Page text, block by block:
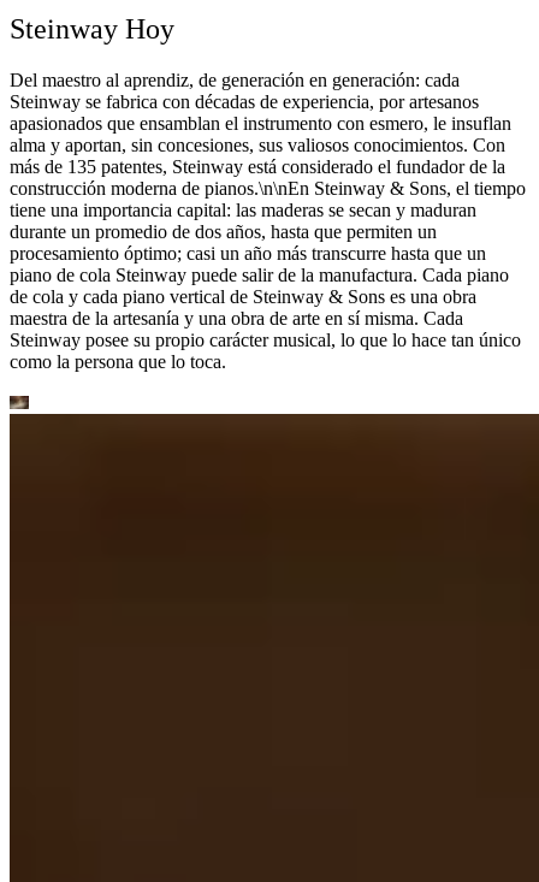
Steinway Hoy
Del maestro al aprendiz, de generación en generación: cada
Steinway se fabrica con décadas de experiencia, por artesanos
apasionados que ensamblan el instrumento con esmero, le insuflan
alma y aportan, sin concesiones, sus valiosos conocimientos. Con
más de 135 patentes, Steinway está considerado el fundador de la
construcción moderna de pianos.\n\nEn Steinway ⁠&⁠ Sons, el tiempo
tiene una importancia capital: las maderas se secan y maduran
durante un promedio de dos años, hasta que permiten un
procesamiento óptimo; casi un año más transcurre hasta que un
piano de cola Steinway puede salir de la manufactura. Cada piano
de cola y cada piano vertical de Steinway ⁠&⁠ Sons es una obra
maestra de la artesanía y una obra de arte en sí misma. Cada
Steinway posee su propio carácter musical, lo que lo hace tan único
como la persona que lo toca.